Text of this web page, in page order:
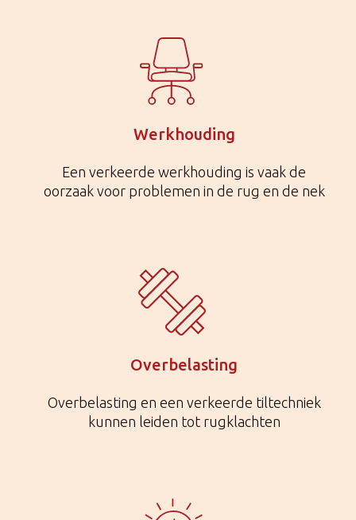
Werkhouding
Een verkeerde werkhouding is vaak de
oorzaak voor problemen in de rug en de nek
Overbelasting
Overbelasting en een verkeerde tiltechniek
kunnen leiden tot rugklachten